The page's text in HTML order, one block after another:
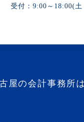
(4記事)
記事)
受付：9:00～18:00(
屋の会計事務所